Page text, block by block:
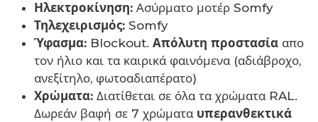
Ηλεκτροκίνηση: Ασύρματο μοτέρ Somfy
Τηλεχειρισμός: Somfy
Ύφασμα: Blockout. Απόλυτη προστασία απο
τον ήλιο και τα καιρικά φαινόμενα (αδιάβροχο,
ανεξίτηλο, φωτοαδιαπέρατο)
Χρώματα: Διατίθεται σε όλα τα χρώματα RAL.
Δωρεάν βαφή σε 7 χρώματα υπερανθεκτικά